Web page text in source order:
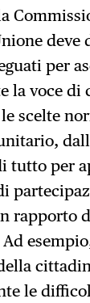
deve
per
la voce di
scelte
tutto per
rapporto
le